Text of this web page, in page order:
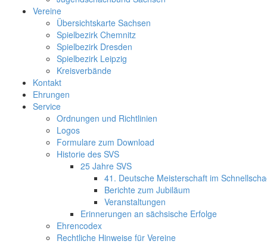
Vereine
Übersichtskarte Sachsen
Spielbezirk Chemnitz
Spielbezirk Dresden
Spielbezirk Leipzig
Kreisverbände
Kontakt
Ehrungen
Service
Ordnungen und Richtlinien
Logos
Formulare zum Download
Historie des SVS
25 Jahre SVS
41. Deutsche Meisterschaft im
Berichte zum Jubiläum
Veranstaltungen
Erinnerungen an sächsische Erfolge
Ehrencodex
Rechtliche Hinweise für Vereine